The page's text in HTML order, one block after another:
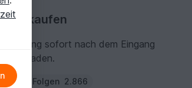
kaufen
Anleitung sofort nach dem Eingang
Folgen 2.866